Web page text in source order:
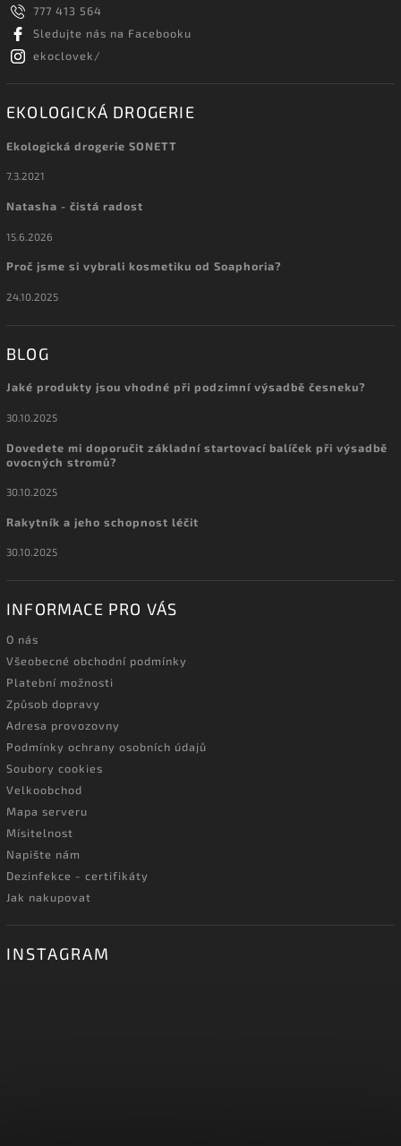
777 413 564
Sledujte nás na Facebooku
ekoclovek/
EKOLOGICKÁ DROGERIE
Ekologická drogerie SONETT
7.3.2021
Natasha - čistá radost
15.6.2026
Proč jsme si vybrali kosmetiku od Soaphoria?
24.10.2025
BLOG
Jaké produkty jsou vhodné při podzimní výsadbě česneku?
30.10.2025
Dovedete mi doporučit základní startovací balíček při výsadbě
ovocných stromů?
30.10.2025
Rakytník a jeho schopnost léčit
30.10.2025
INFORMACE PRO VÁS
O nás
Všeobecné obchodní podmínky
Platební možnosti
Způsob dopravy
Adresa provozovny
Podmínky ochrany osobních údajů
Soubory cookies
Velkoobchod
Mapa serveru
Mísitelnost
Napište nám
Dezinfekce - certifikáty
Jak nakupovat
INSTAGRAM